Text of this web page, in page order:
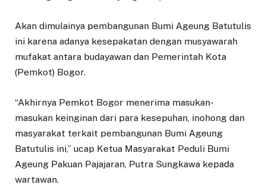
Akan dimulainya pembangunan Bumi Ageung Batutulis
ini karena adanya kesepakatan dengan musyawarah
mufakat antara budayawan dan Pemerintah Kota
(Pemkot) Bogor.
“Akhirnya Pemkot Bogor menerima masukan-
masukan keinginan dari para kesepuhan, inohong dan
masyarakat terkait pembangunan Bumi Ageung
Batutulis ini,” ucap Ketua Masyarakat Peduli Bumi
Ageung Pakuan Pajajaran, Putra Sungkawa kepada
wartawan.